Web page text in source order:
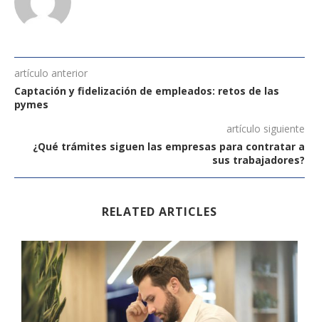
artículo anterior
Captación y fidelización de empleados: retos de las
pymes
artículo siguiente
¿Qué trámites siguen las empresas para contratar a
sus trabajadores?
RELATED ARTICLES